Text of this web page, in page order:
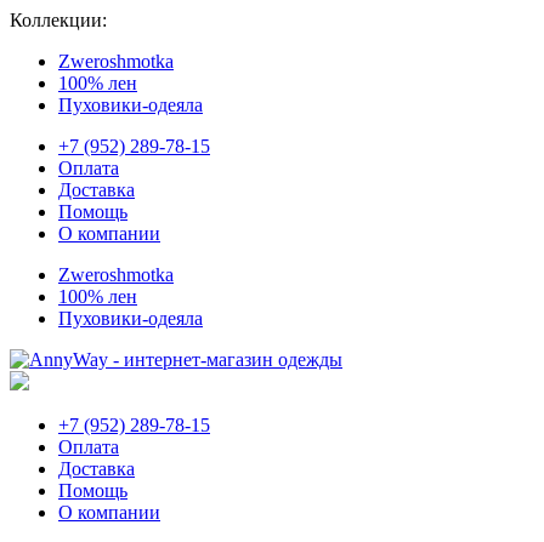
Коллекции:
Zweroshmotka
100% лен
Пуховики-одеяла
+7 (952) 289-78-15
Оплата
Доставка
Помощь
О компании
Zweroshmotka
100% лен
Пуховики-одеяла
+7 (952) 289-78-15
Оплата
Доставка
Помощь
О компании